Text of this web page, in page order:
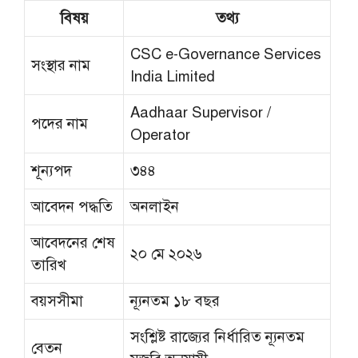
বিষয় তথ্য
সংস্থার নাম
CSC e-Governance Services
India Limited
পদের নাম
Aadhaar Supervisor /
Operator
শূন্যপদ
৩৪৪
আবেদন পদ্ধতি
অনলাইন
আবেদনের শেষ
তারিখ
২০ মে ২০২৬
বয়সসীমা ন্যূনতম ১৮ বছর
বেতন
সংশ্লিষ্ট রাজ্যের নির্ধারিত ন্যূনতম